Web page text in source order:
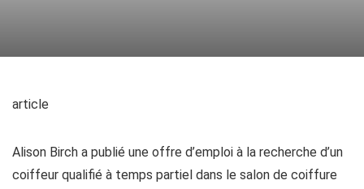
article
Alison Birch a publié une offre d’emploi à la recherche d’un
coiffeur qualifié à temps partiel dans le salon de coiffure